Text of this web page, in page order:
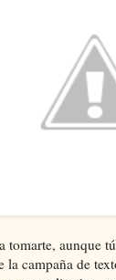
tomarte, aunque
campaña de